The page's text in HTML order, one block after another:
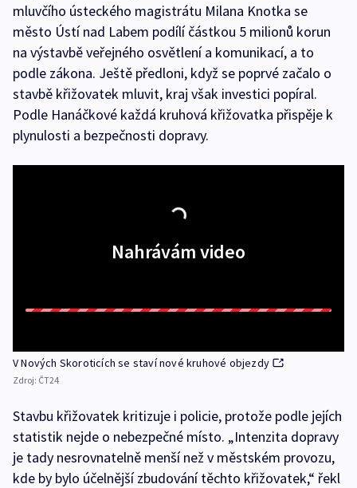
mluvčího ústeckého magistrátu Milana Knotka se
město Ústí nad Labem podílí částkou 5 milionů korun
na výstavbě veřejného osvětlení a komunikací, a to
podle zákona. Ještě předloni, když se poprvé začalo o
stavbě křižovatek mluvit, kraj však investici popíral.
Podle Hanáčkové každá kruhová křižovatka přispěje k
plynulosti a bezpečnosti dopravy.
Nahrávám video
V Nových Skoroticích se staví nové kruhové objezdy
Zdroj: ČT24
Stavbu křižovatek kritizuje i policie, protože podle jejích
statistik nejde o nebezpečné místo. „Intenzita dopravy
je tady nesrovnatelně menší než v městském provozu,
kde by bylo účelnější zbudování těchto křižovatek,“ řekl